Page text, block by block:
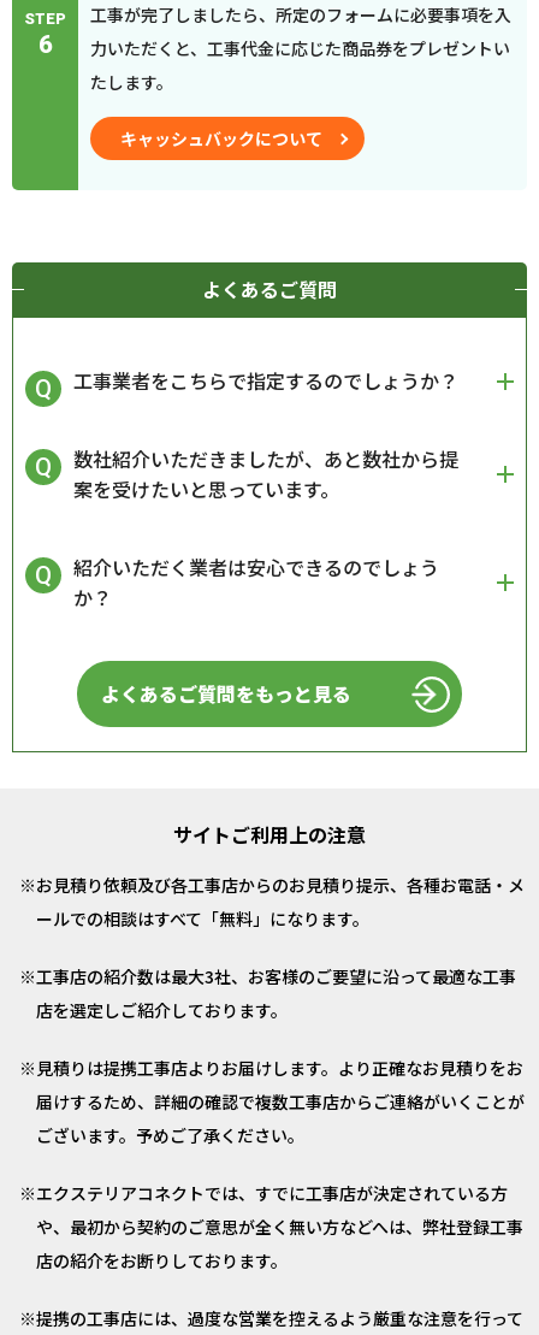
STEP
6
工事が完了しましたら、所定のフォームに必要事項を入
力いただくと、工事代金に応じた商品券をプレゼントい
たします。
キャッシュバックについて
よくあるご質問
工事業者をこちらで指定するのでしょうか？
数社紹介いただきましたが、あと数社から提
案を受けたいと思っています。
紹介いただく業者は安心できるのでしょう
か？
よくあるご質問をもっと見る
サイトご利用上の注意
お見積り依頼及び各工事店からのお見積り提示、各種お電話・メ
ールでの相談はすべて「無料」になります。
工事店の紹介数は最大3社、お客様のご要望に沿って最適な工事
店を選定しご紹介しております。
見積りは提携工事店よりお届けします。より正確なお見積りをお
届けするため、詳細の確認で複数工事店からご連絡がいくことが
ございます。予めご了承ください。
エクステリアコネクトでは、すでに工事店が決定されている方
や、最初から契約のご意思が全く無い方などへは、弊社登録工事
店の紹介をお断りしております。
提携の工事店には、過度な営業を控えるよう厳重な注意を行って